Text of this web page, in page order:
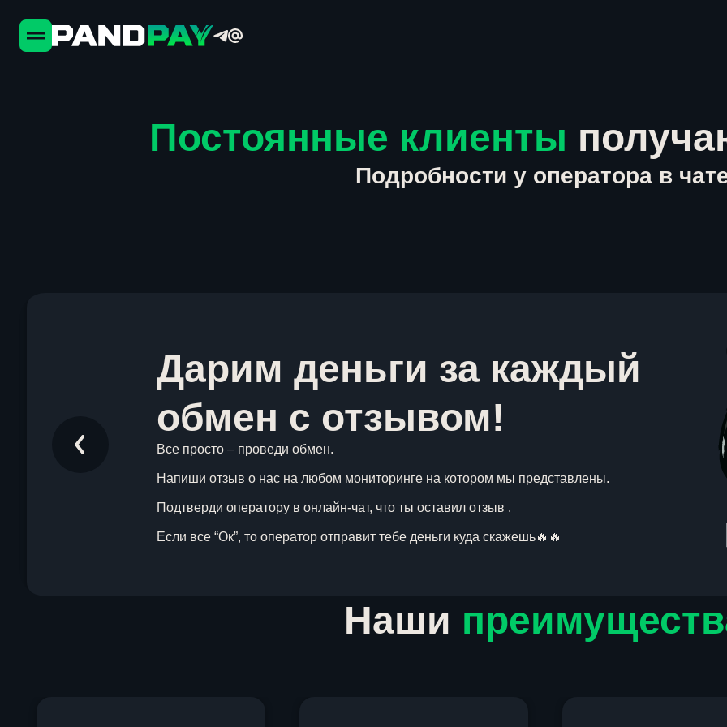
Постоянные клиенты
Подробности у оператора в
Дарим деньги за каждый
обмен с отзывом!
Все просто – проведи обмен.
Напиши отзыв о нас на любом мониторинге на котором мы представлены.
Подтверди оператору в онлайн-чат, что ты оставил отзыв .
Если все “Ок”, то оператор отправит тебе деньги куда скажешь🔥🔥
Наши